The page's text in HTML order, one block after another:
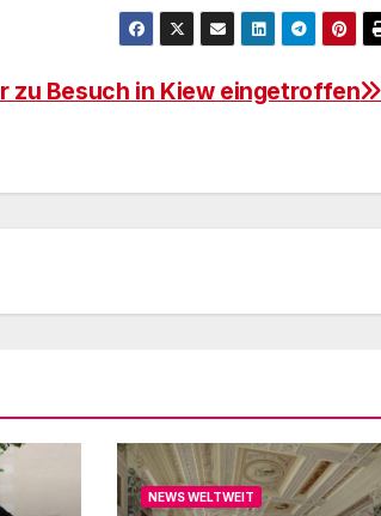
zu Besuch in Kiew eingetroffen
NEWS WELTWEIT